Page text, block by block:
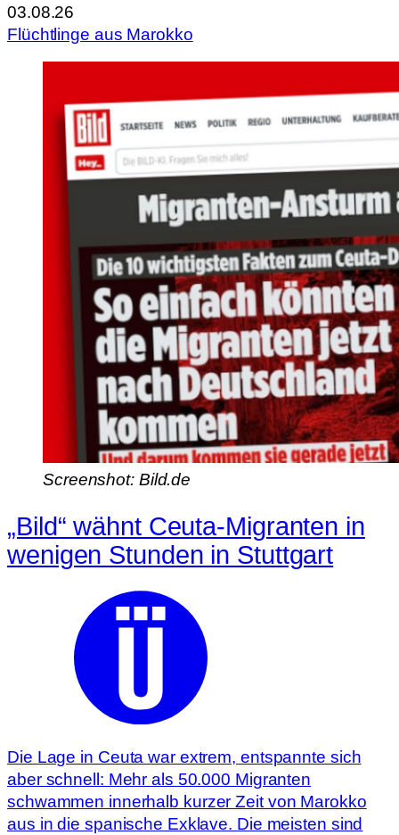
03.08.26
Flüchtlinge aus Marokko
Screenshot: Bild.de
„Bild“ wähnt Ceuta-Migranten in
wenigen Stunden in Stuttgart
Die Lage in Ceuta war extrem, entspannte sich
aber schnell: Mehr als 50.000 Migranten
schwammen innerhalb kurzer Zeit von Marokko
aus in die spanische Exklave. Die meisten sind